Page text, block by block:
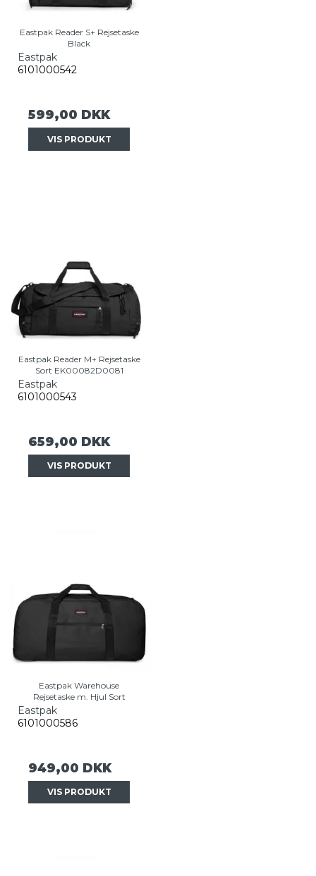
Eastpak Reader S+ Rejsetaske
Black
Eastpak
6101000542
599,00 DKK
VIS PRODUKT
Eastpak Reader M+ Rejsetaske
Sort EK00082D0081
Eastpak
6101000543
659,00 DKK
VIS PRODUKT
Eastpak Warehouse
Rejsetaske m. Hjul Sort
Eastpak
6101000586
949,00 DKK
VIS PRODUKT